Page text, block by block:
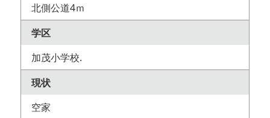
北側公道4ｍ
学区
加茂小学校.
現状
空家